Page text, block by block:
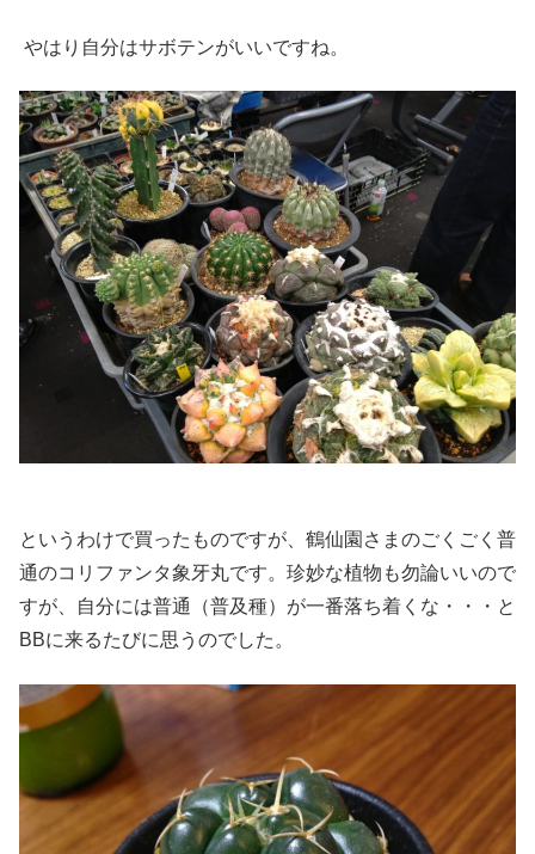
やはり自分はサボテンがいいですね。
というわけで買ったものですが、鶴仙園さまのごくごく普
通のコリファンタ象牙丸です。珍妙な植物も勿論いいので
すが、自分には普通（普及種）が一番落ち着くな・・・と
BBに来るたびに思うのでした。